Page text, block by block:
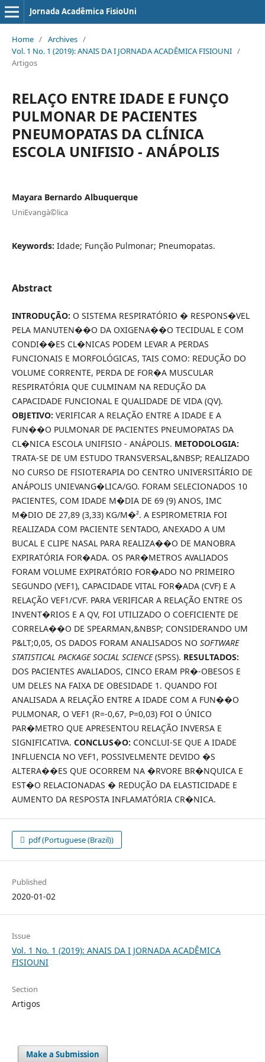
Jornada Acadêmica FisioUni
Home / Archives /
Vol. 1 No. 1 (2019): ANAIS DA I JORNADA ACADÊMICA FISIOUNI /
Artigos
RELAÇO ENTRE IDADE E FUNÇO
PULMONAR DE PACIENTES
PNEUMOPATAS DA CLÍNICA
ESCOLA UNIFISIO - ANÁPOLIS
Mayara Bernardo Albuquerque
UniEvangà©lica
Keywords: Idade; Função Pulmonar; Pneumopatas.
Abstract
INTRODUÇÃO: O SISTEMA RESPIRATÓRIO � RESPONS�VEL
PELA MANUTEN��O DA OXIGENA��O TECIDUAL E COM
CONDI��ES CL�NICAS PODEM LEVAR A PERDAS
FUNCIONAIS E MORFOLÓGICAS, TAIS COMO: REDUÇÃO DO
VOLUME CORRENTE, PERDA DE FOR�A MUSCULAR
RESPIRATÓRIA QUE CULMINAM NA REDUÇÃO DA
CAPACIDADE FUNCIONAL E QUALIDADE DE VIDA (QV).
OBJETIVO: VERIFICAR A RELAÇÃO ENTRE A IDADE E A
FUN��O PULMONAR DE PACIENTES PNEUMOPATAS DA
CL�NICA ESCOLA UNIFISIO - ANÁPOLIS. METODOLOGIA:
TRATA-SE DE UM ESTUDO TRANSVERSAL,&NBSP; REALIZADO
NO CURSO DE FISIOTERAPIA DO CENTRO UNIVERSITÁRIO DE
ANÁPOLIS UNIEVANG�LICA/GO. FORAM SELECIONADOS 10
PACIENTES, COM IDADE M�DIA DE 69 (9) ANOS, IMC
M�DIO DE 27,89 (3,33) KG/M�². A ESPIROMETRIA FOI
REALIZADA COM PACIENTE SENTADO, ANEXADO A UM
BUCAL E CLIPE NASAL PARA REALIZA��O DE MANOBRA
EXPIRATÓRIA FOR�ADA. OS PAR�METROS AVALIADOS
FORAM VOLUME EXPIRATÓRIO FOR�ADO NO PRIMEIRO
SEGUNDO (VEF1), CAPACIDADE VITAL FOR�ADA (CVF) E A
RELAÇÃO VEF1/CVF. PARA VERIFICAR A RELAÇÃO ENTRE OS
INVENT�RIOS E A QV, FOI UTILIZADO O COEFICIENTE DE
CORRELA��O DE SPEARMAN,&NBSP; CONSIDERANDO UM
P&LT;0,05, OS DADOS FORAM ANALISADOS NO SOFTWARE
STATISTICAL PACKAGE SOCIAL SCIENCE(SPSS). RESULTADOS:
DOS PACIENTES AVALIADOS, CINCO ERAM PR�-OBESOS E
UM DELES NA FAIXA DE OBESIDADE 1. QUANDO FOI
ANALISADA A RELAÇÃO ENTRE A IDADE COM A FUN��O
PULMONAR, O VEF1 (R=-0,67, P=0,03) FOI O ÚNICO
PAR�METRO QUE APRESENTOU RELAÇÃO INVERSA E
SIGNIFICATIVA. CONCLUS�O: CONCLUI-SE QUE A IDADE
INFLUENCIA NO VEF1, POSSIVELMENTE DEVIDO �S
ALTERA��ES QUE OCORREM NA �RVORE BR�NQUICA E
EST�O RELACIONADAS � REDUÇÃO DA ELASTICIDADE E
AUMENTO DA RESPOSTA INFLAMATÓRIA CR�NICA.
pdf (Portuguese (Brazil))
Published
2020-01-02
Issue
Vol. 1 No. 1 (2019): ANAIS DA I JORNADA ACADÊMICA
FISIOUNI
Section
Artigos
Make a Submission